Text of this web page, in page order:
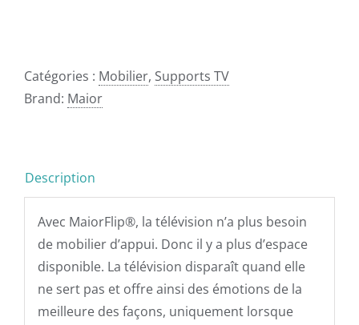
Catégories : Mobilier, Supports TV
Brand: Maior
Description
Avec MaiorFlip®, la télévision n’a plus besoin
de mobilier d’appui. Donc il y a plus d’espace
disponible. La télévision disparaît quand elle
ne sert pas et offre ainsi des émotions de la
meilleure des façons, uniquement lorsque